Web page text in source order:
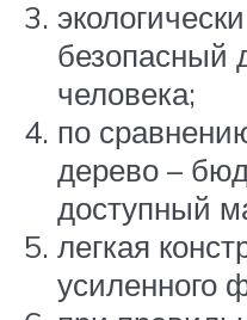
безопасный
человека;
по
дерево –
доступный
легкая
усиленного